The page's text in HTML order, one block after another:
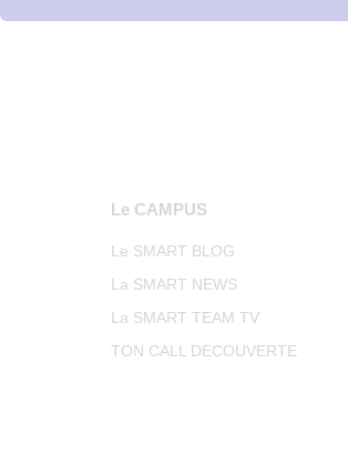
Le CAMPUS
Le SMART BLOG
La SMART NEWS
La SMART TEAM TV
TON CALL DECOUVERTE